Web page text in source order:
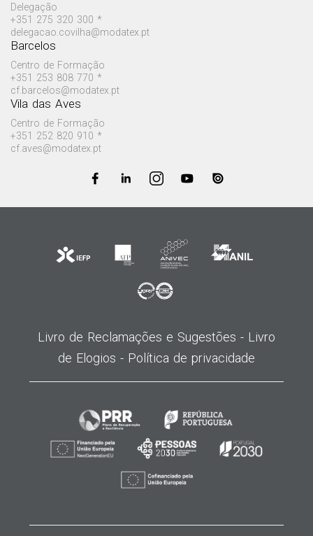
Delegação
+351 275 320 300 *
delegacao.covilha@modatex.pt
Barcelos
Centro de Formação
+351 253 808 770 *
cf.barcelos@modatex.pt
Vila das Aves
Centro de Formação
+351 252 820 910 *
cf.aves@modatex.pt
Livro de Reclamações e Sugestões - Livro
de Elogios - Política de privacidade